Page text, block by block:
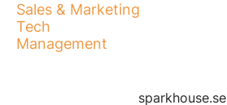
Sales & Marketing
Tech
Management
sparkhouse.se